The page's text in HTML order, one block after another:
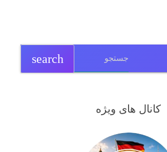
search
کانال های ویژه